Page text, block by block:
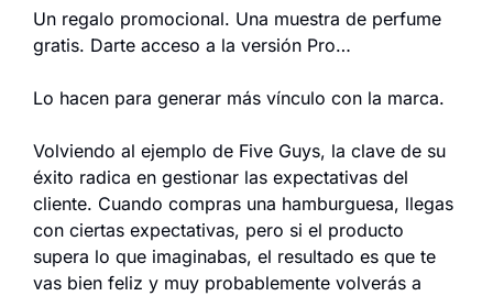
Un regalo promocional. Una muestra de perfume
gratis. Darte acceso a la versión Pro…
Lo hacen para generar más vínculo con la marca.
Volviendo al ejemplo de Five Guys, la clave de su
éxito radica en gestionar las expectativas del
cliente. Cuando compras una hamburguesa, llegas
con ciertas expectativas, pero si el producto
supera lo que imaginabas, el resultado es que te
vas bien feliz y muy probablemente volverás a